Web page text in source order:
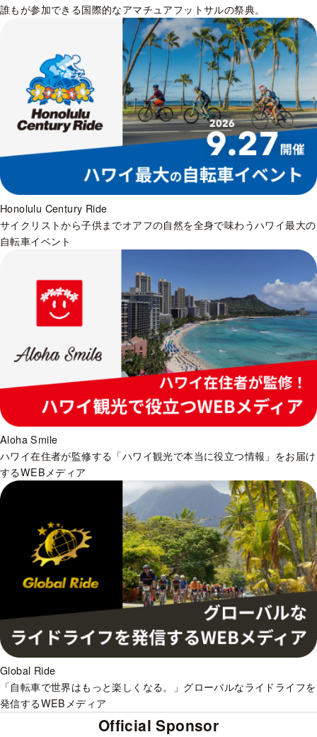
誰もが参加できる国際的なアマチュアフットサルの祭典。
Honolulu Century Ride
サイクリストから子供までオアフの自然を全身で味わうハワイ最大の
自転車イベント
Aloha Smile
ハワイ在住者が監修する「ハワイ観光で本当に役立つ情報」をお届け
するWEBメディア
Global Ride
「自転車で世界はもっと楽しくなる。」グローバルなライドライフを
発信するWEBメディア
Official Sponsor